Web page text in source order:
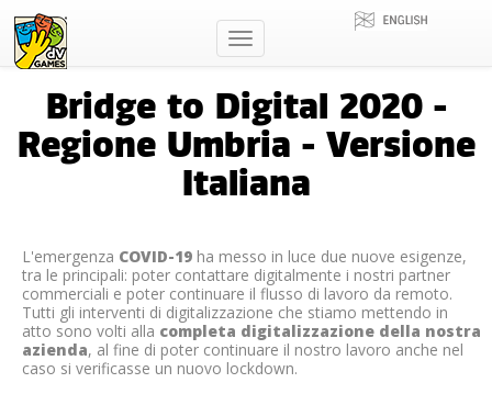
Toggle
navigation
Bridge to Digital 2020 -
Regione Umbria - Versione
Italiana
L'emergenza COVID-19 ha messo in luce due nuove esigenze,
tra le principali: poter contattare digitalmente i nostri partner
commerciali e poter continuare il flusso di lavoro da remoto.
Tutti gli interventi di digitalizzazione che stiamo mettendo in
atto sono volti alla completa digitalizzazione della nostra
azienda, al fine di poter continuare il nostro lavoro anche nel
caso si verificasse un nuovo lockdown.